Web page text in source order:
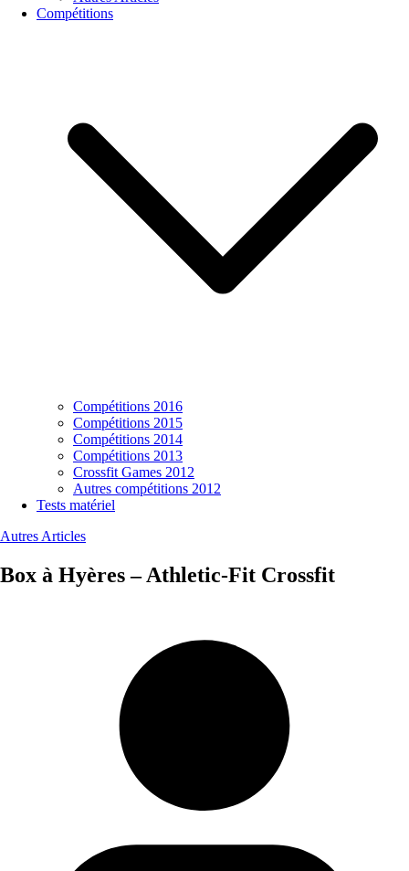
Compétitions
Compétitions 2016
Compétitions 2015
Compétitions 2014
Compétitions 2013
Crossfit Games 2012
Autres compétitions 2012
Tests matériel
Autres Articles
Box à Hyères – Athletic-Fit Crossfit